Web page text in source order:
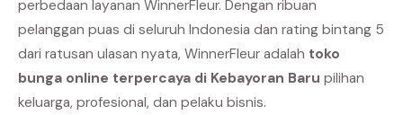
perbedaan layanan WinnerFleur. Dengan ribuan
pelanggan puas di seluruh Indonesia dan rating bintang 5
dari ratusan ulasan nyata, WinnerFleur adalah toko
bunga online terpercaya di Kebayoran Baru pilihan
keluarga, profesional, dan pelaku bisnis.